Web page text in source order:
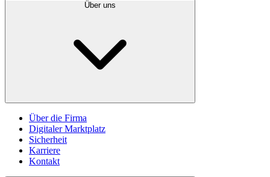
Über uns
Über die Firma
Digitaler Marktplatz
Sicherheit
Karriere
Kontakt